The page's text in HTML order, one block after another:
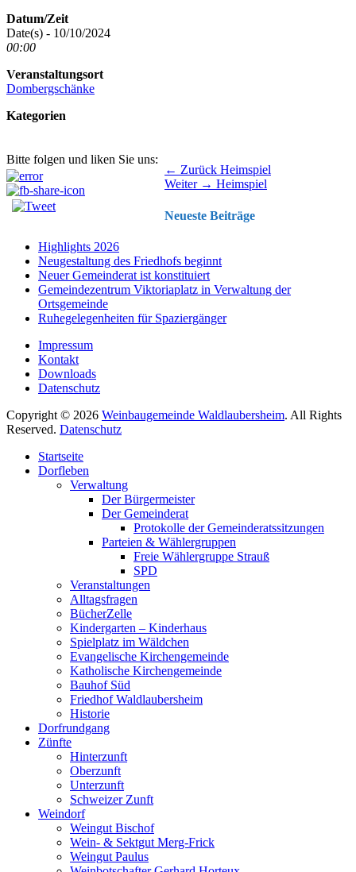
Datum/Zeit
Date(s) - 10/10/2024
00:00
Veranstaltungsort
Dombergschänke
Kategorien
Bitte folgen und liken Sie uns:
Beitragsnavigation ← Zurück Vorhergehender
Beitrag:
Heimspiel
Weiter → Nächster
Heimspiel
Neueste Beiträge
Highlights 2026
Neugestaltung des Friedhofs beginnt
Neuer Gemeinderat ist konstituiert
Gemeindezentrum Viktoriaplatz in Verwaltung der
Ortsgemeinde
Ruhegelegenheiten für Spaziergänger
Impressum
Kontakt
Downloads
Datenschutz
Copyright © 2026 Weinbaugemeinde Waldlaubersheim. All Rights
Reserved. Datenschutz
oben
scrollen
Startseite
Dorfleben
Verwaltung
Der Bürgermeister
Der Gemeinderat
Protokolle der Gemeinderatssitzungen
Parteien & Wählergruppen
Freie Wählergruppe Strauß
SPD
Veranstaltungen
Alltagsfragen
BücherZelle
Kindergarten – Kinderhaus
Spielplatz im Wäldchen
Evangelische Kirchengemeinde
Katholische Kirchengemeinde
Bauhof Süd
Friedhof Waldlaubersheim
Historie
Dorfrundgang
Zünfte
Hinterzunft
Oberzunft
Unterzunft
Schweizer Zunft
Weindorf
Weingut Bischof
Wein- & Sektgut Merg-Frick
Weingut Paulus